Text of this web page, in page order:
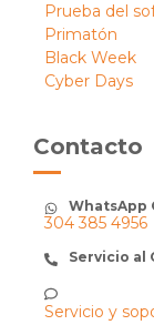
Prueba del
Primatón
Black Week
Cyber Days
Contacto
WhatsApp
304 385 4956
Servicio al
Servicio y